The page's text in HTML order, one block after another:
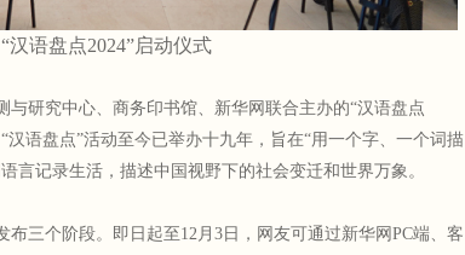
“汉语盘点2024”启动仪式
与研究中心、商务印书馆、新华网联合主办的“汉语盘点
汉语盘点”活动至今已举办十九年，旨在“用一个字、一个词描
言记录生活，描述中国视野下的社会变迁和世界万象。
布三个阶段。即日起至12月3日，网友可通过新华网PC端、客